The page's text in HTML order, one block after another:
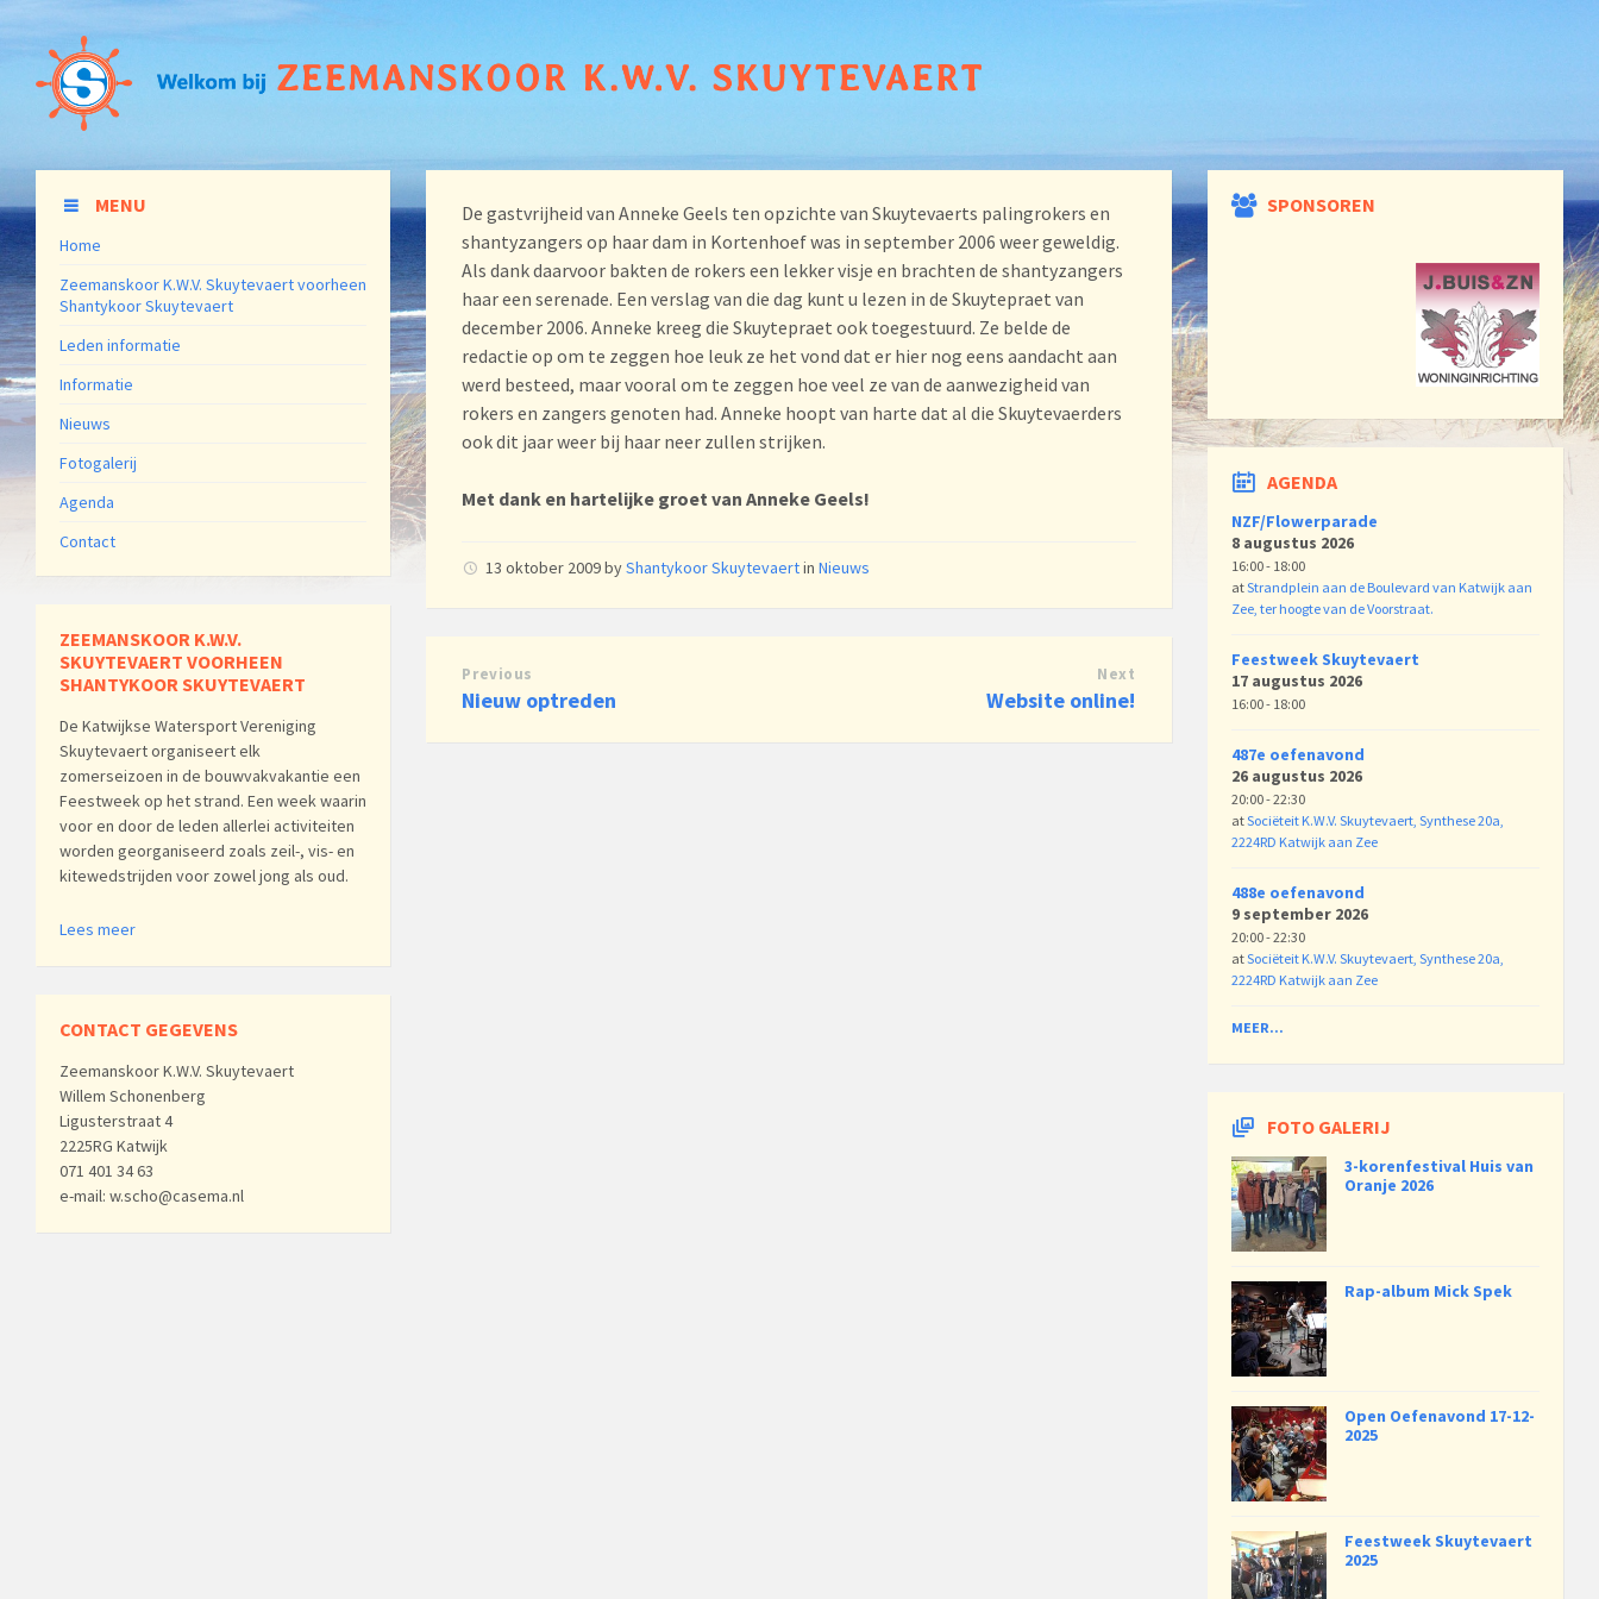
De gastvrijheid van Anneke Geels ten opzichte van Skuytevaerts palingrokers en
shantyzangers op haar dam in Kortenhoef was in september 2006 weer geweldig.
Als dank daarvoor bakten de rokers een lekker visje en brachten de shantyzangers
haar een serenade. Een verslag van die dag kunt u lezen in de Skuytepraet van
december 2006. Anneke kreeg die Skuytepraet ook toegestuurd. Ze belde de
redactie op om te zeggen hoe leuk ze het vond dat er hier nog eens aandacht aan
werd besteed, maar vooral om te zeggen hoe veel ze van de aanwezigheid van
rokers en zangers genoten had. Anneke hoopt van harte dat al die Skuytevaerders
ook dit jaar weer bij haar neer zullen strijken.
Met dank en hartelijke groet van Anneke Geels!
13 oktober 2009byShantykoor SkuytevaertinNieuws
Previous
Nieuw optreden
Next
Website online!
MENU
Home
Zeemanskoor K.W.V. Skuytevaert voorheen
Shantykoor Skuytevaert
Leden informatie
Informatie
Nieuws
Fotogalerij
Agenda
Contact
ZEEMANSKOOR K.W.V.
SKUYTEVAERT VOORHEEN
SHANTYKOOR SKUYTEVAERT
De Katwijkse Watersport Vereniging
Skuytevaert organiseert elk
zomerseizoen in de bouwvakvakantie een
Feestweek op het strand. Een week waarin
voor en door de leden allerlei activiteiten
worden georganiseerd zoals zeil-, vis- en
kitewedstrijden voor zowel jong als oud.
Lees meer
CONTACT GEGEVENS
Zeemanskoor K.W.V. Skuytevaert
Willem Schonenberg
Ligusterstraat 4
2225RG Katwijk
071 401 34 63
e-mail: w.scho@casema.nl
SPONSOREN
AGENDA
NZF/Flowerparade
8 augustus 2026
16:00 - 18:00
atStrandplein aan de Boulevard van Katwijk aan
Zee, ter hoogte van de Voorstraat.
Feestweek Skuytevaert
17 augustus 2026
16:00 - 18:00
487e oefenavond
26 augustus 2026
20:00 - 22:30
atSociëteit K.W.V. Skuytevaert, Synthese 20a,
2224RD Katwijk aan Zee
488e oefenavond
9 september 2026
20:00 - 22:30
atSociëteit K.W.V. Skuytevaert, Synthese 20a,
2224RD Katwijk aan Zee
MEER...
FOTO GALERIJ
3-korenfestival Huis van
Oranje 2026
Rap-album Mick Spek
Open Oefenavond 17-12-
2025
Feestweek Skuytevaert
2025